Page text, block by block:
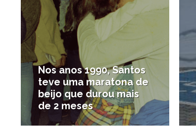
Nos anos 1990, Santos
teve uma maratona de
beijo que durou mais
de 2 meses